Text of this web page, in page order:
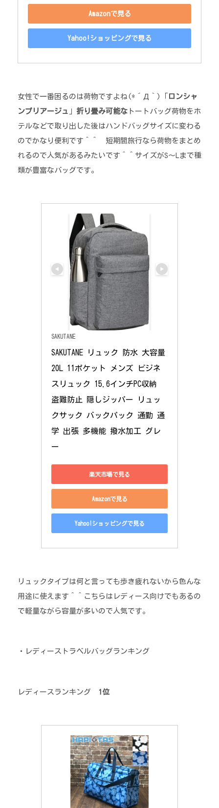
Amazonで見る
Yahoo!ショッピングで見る
女性で一番困るのは荷物ですよね(*´Д｀)「
ロンシャ
ンプリアージュ 」 折り畳み可能な トートバッグ荷物をホ
テルなどで取り出した後はハンドバッグサイズに変わる
のでかなり便利です＾＾ 短期間旅行なら荷物をまとめ
れるので人気があるみたいです＾＾サイズがS～Lまで種
類が豊富なバッグです。
SAKUTANE
SAKUTANE リュック 防水 大容量
20L 11ポケット メンズ ビジネ
スリュック 15.6インチPC収納
盗難防止 隠しジッパー リュッ
クサック バックパック 通勤 通
学 出張 多機能 撥水加工 グレ
ー
楽天市場で見る
Amazonで見る
Yahoo!ショッピングで見る
リュックタイプは何と言っても歩き疲れないから色んな
用途に使えます＾＾こちらはレディース向けでもあるの
で軽量ながら容量が多いので人気です。
・レディーストラベルバッグランキング
レディースランキング 1位